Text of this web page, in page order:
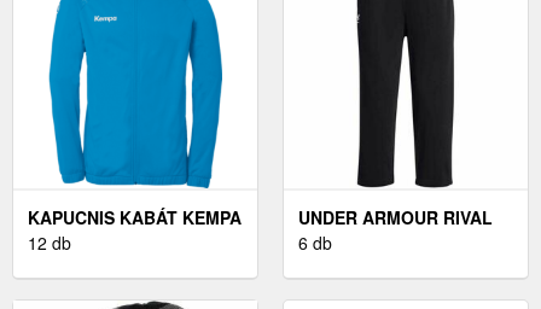
KAPUCNIS KABÁT KEMPA
KEMPA AMBITION 28
12 db
UNDER ARMOUR RIVAL
NŐI MELEGÍTŐNADRÁG,
6 db